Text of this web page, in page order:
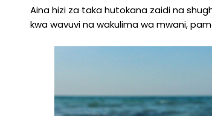
Aina hizi za taka hutokana zaidi na
kwa wavuvi na wakulima wa mwani,